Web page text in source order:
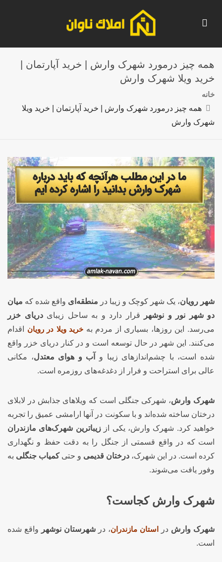
همه چیز درمورد شهرک وارش | خرید آپارتمان |
خرید ویلا شهرک وارش
خانه
همه چیز درمورد شهرک وارش | خرید آپارتمان | خرید ویلا
شهرک وارش
شهر رویان، یک شهر کوچک و زیبا در منطقه‌ای واقع شده که میان
دو شهر نور و نوشهر
قرار دارد و به ساحل زیبایدریای خزر
می‌رسد. این روزها، بسیاری از مردم به خرید ویلا در رویان اقدام
می‌کنند. این شهر در حال توسعه است و در کنار دریای خزر واقع
شده است، با چشم‌اندازهای زیبا و
آب و هوای معتدل، مکانی
عالی برای استراحت و فرار از دغدغه‌های روزمره است.
شهرک وارش، شهرکی جنگلی است که ویلاهای جذابش در لابلای
درختان ساخته شده‌اند و با سکونت در آنها ارامشی عمیق را تجربه
خواهید کرد. شهرک وارش، یکی اززیباترین شهرک‌های مازندران
است که در واقع قسمتی از جنگل را به دقت حفظ و نگهداری
کرده است. در این شهرک، درختان قدیمی و حتیکمیاب جنگلی به
وفور یافت می‌شوند.
شهرک وارش کجاست؟
شهرک وارش در استان مازندران، در شهرستان نوشهر
واقع شده
است.